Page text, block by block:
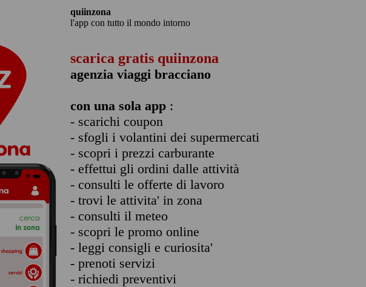
quiinzona
l'app con tutto il mondo intorno
scarica gratis quiinzona
agenzia viaggi bracciano
con una sola app :
- scarichi coupon
- sfogli i volantini dei supermercati
- scopri i prezzi carburante
- effettui gli ordini dalle attività
- consulti le offerte di lavoro
- trovi le attivita' in zona
- consulti il meteo
- scopri le promo online
- leggi consigli e curiosita'
- prenoti servizi
- richiedi preventivi